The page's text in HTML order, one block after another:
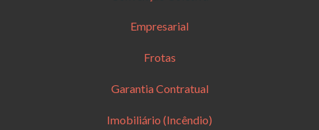
Empresarial
Frotas
Garantia Contratual
Imobiliário (Incêndio)